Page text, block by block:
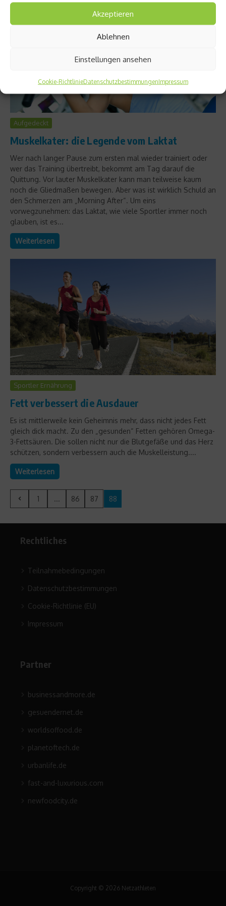
Akzeptieren
Ablehnen
Einstellungen ansehen
Cookie-RichtlinieDatenschutzbestimmungenImpressum
Aufgedeckt
Muskelkater: die Legende vom Laktat
Wer nach langer Pause zum ersten mal wieder trainiert oder
wer das Training übertreibt, bekommt am Tag darauf die
Quittung. Vor lauter Muskelkater kann man teilweise kaum
noch die Gliedmaßen bewegen. Aber was ist wirklich Schuld an
den Schmerzen am „Morning After“. Um eins
vorwegzunehmen: das Laktat, wie viele Sportler immer noch
glauben, ist es...
Weiterlesen
Sportler Ernährung
Fett verbessert die Ausdauer
Es ist mittlerweile kein Geheimnis mehr, dass nicht jedes Fett
gleich dick macht. Zu den „gesunden“ Fetten gehören Omega-
3-Fettsäuren. Die sollen nicht nur die Blutgefäße und das Herz
schützen, sondern verbessern auch die Muskelleistung....
Weiterlesen
1 ... 86 87 88
Rechtliches
Teilnahmebedingungen
Datenschutzbestimmungen
Cookie-Richtlinie (EU)
Impressum
Partner
businessandmore.de
gesuendernet.de
worldsoffood.de
planetoftech.de
urbanlife.de
fast-and-luxurious.com
newfoodcity.de
Copyright © 2026 Netzathleten